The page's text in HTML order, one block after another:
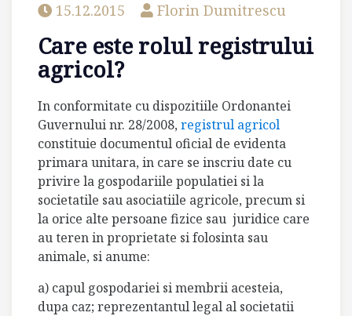
15.12.2015 Florin Dumitrescu
Care este rolul registrului
agricol?
In conformitate cu dispozitiile Ordonantei
Guvernului nr. 28/2008,registrul agricol
constituie documentul oficial de evidenta
primara unitara, in care se inscriu date cu
privire la gospodariile populatiei si la
societatile sau asociatiile agricole, precum si
la orice alte persoane fizice sau juridice care
au teren in proprietate si folosinta sau
animale, si anume:
a) capul gospodariei si membrii acesteia,
dupa caz; reprezentantul legal al societatii